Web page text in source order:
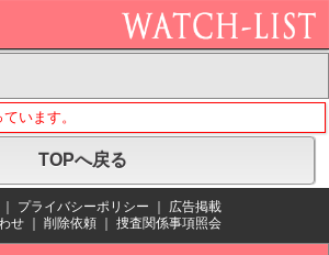
います。
TOPへ戻る
プライバシーポリシー
広告掲載
せ
削除依頼 捜査関係事項照会